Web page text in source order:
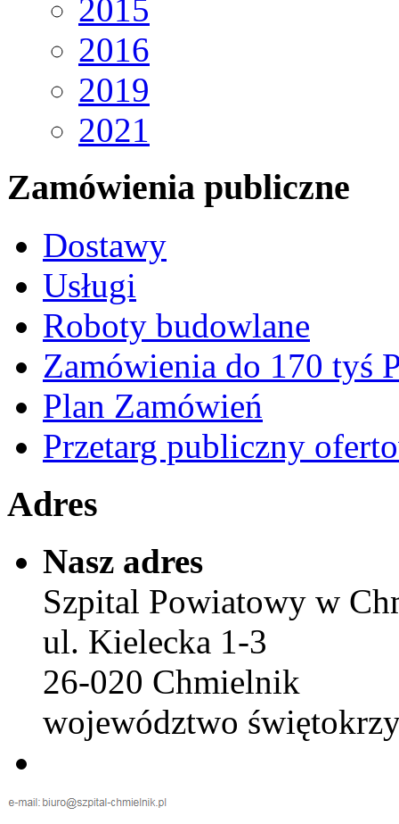
2015
2016
2019
2021
Zamówienia publiczne
Dostawy
Usługi
Roboty budowlane
Zamówienia do 170 tyś
Plan Zamówień
Przetarg publiczny
Adres
Nasz adres
Szpital Powiatowy w
ul. Kielecka 1-3
26-020 Chmielnik
województwo